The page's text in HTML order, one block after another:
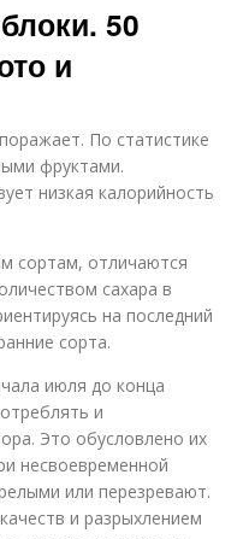
50
и
По статистике
фруктами.
низкая калорийность
сортам, отличаются
сахара в
на последний
сорта.
июля до конца
и
Это обусловлено их
несвоевременной
или перезревают.
и разрыхлением